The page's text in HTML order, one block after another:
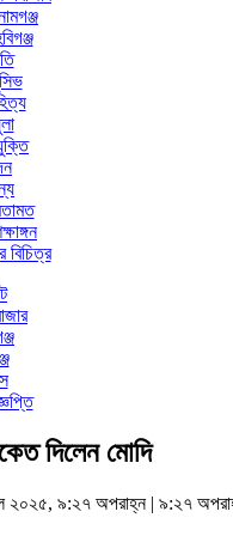
বিচিত্র
দিলেন মোদি
২০২৫, ৯:২৭ অপরাহ্ন | ৯:২৭